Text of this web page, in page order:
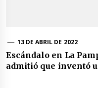
13 DE ABRIL DE 2022
Escándalo en La
admitió que inventó